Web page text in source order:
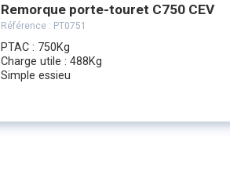
Remorque porte-touret C750 CEV
Référence : PT0751
PTAC : 750Kg
Charge utile : 488Kg
Simple essieu